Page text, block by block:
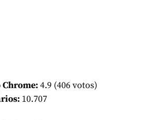
4.9 (406 votos)
10.707